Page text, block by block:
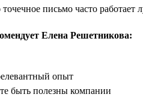
письмо часто работает
Елена Решетникова:
опыт
быть полезны компании